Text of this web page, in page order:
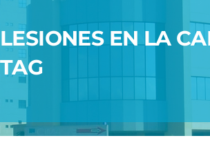
LESIONES EN LA
TAG